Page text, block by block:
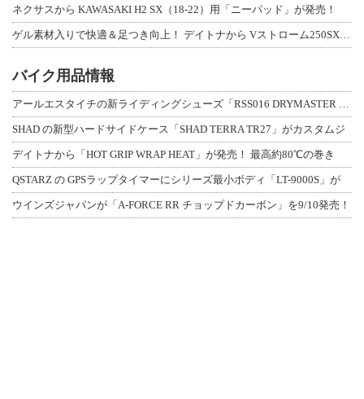
ネクサスから KAWASAKI H2 SX（18-22）用「ニーパッド」が発売！
ゲル素材入りで快適＆足つき向上！ デイトナから Vストローム250SX用「快適ロ
バイク用品情報
アールエスタイチの新ライディングシューズ「RSS016 DRYMASTER スト
SHAD の新型ハードサイドケース「SHAD TERRA TR27」がカスタムジ
デイトナから「HOT GRIP WRAP HEAT」が発売！ 最高約80℃の巻き
QSTARZ の GPSラップタイマーにシリーズ最小ボディ「LT-9000S」が
ウインズジャパンが「A-FORCE RR チョップドカーボン」を9/10発売！